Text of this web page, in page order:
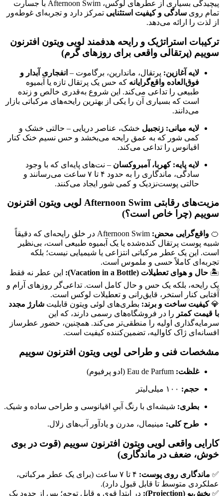
پیچیدگی بسیاری از عطرهای لوکس، Afternoon Swim با جسارت
تمام روی سادگی و کیفیت استثنایی تمرکز دارد و تجربه‌ای غوطه‌ور
از لذت را ارائه می‌دهد.
ترکیبات استراتژیک و رایحه هدفمند لویی ویتون افترنون
سوییم (پرتقالی واقعی برای روزهای گرم)
لایه آغازین: پرتقال، ماندارین، برگاموت – انفجاری آبدار و
فوق‌العاده واقع‌گرایانه که حس یک پرتقال تازه یا آبمیوه
طبیعی را تداعی می‌کند. این شروع به‌قدری خالص و زنده
است که بسیاری آن را یکی از بهترین رایحه‌های مرکباتی بازار
می‌دانند.
لایه میانی: زنجبیل خشک، عناصر دریایی – حالتی خشک و
کمی شور که به عمق رایحه می‌بخشد و حس نسیم خنک کنار
اقیانوس را تداعی می‌کند.
لایه پایه: کهربا، آمبروکسان – نت‌های پایه‌ای که با وجود
سادگی، ماندگاری را به حدود ۴ تا ۷ ساعت می‌رسانند و
حالتی پوست‌نزدیک و کمی شور ایجاد می‌کنند.
مزیت‌های رقابتی Afternoon Swim لویی ویتون افترنون
سوییم (چرا خاص است؟)
🍊 واقع‌گرایی محض:
Afternoon Swim در خلق رایحه‌ای که دقیقاً
شبیه پوست پرتقال کنده‌شده یا یک آبمیوه طبیعی است، بی‌نظیر
است. این یک عطر مرکباتی انتزاعی یا شیمیایی نیست؛ بلکه
تجربه‌ای کاملاً حسی و ملموس است.
🏝️ حال و هوای تعطیلات (Vacation in a Bottle):
این عطر نه فقط
یک رایحه، بلکه یک حس و حال کامل است. تداعی‌گر روزهای آرام و
آفتابی کنار استخر، قایق‌رانی و تعطیلات لوکس است.
💎کیفیت ساخت و برند: بطری‌های لوئی ویتون قابلیت شارژ مجدد
با قیمت کمتر را در فروشگاه‌های رسمی دارند، که این
سرمایه‌گذاری اولیه را منطقی‌تر می‌کند. همچنین، حضور عطرساز
افسانه‌ای ژاک کاوالیه، تضمین‌کننده کیفیت است.
مشخصات فنی و طراحی لویی ویتون افترنون سوییم
غلظت:
حجم:
بطری: شیشه‌ای با رنگ آبیِ اقیانوسی و طراحی ساده و شیک.
طرح کلی: مینیمال، مدرن و یادآور آب‌های زلال.
کارایی واقعی لویی ویتون افترنون سوییم (قوت در بوی
خوش، ضعف در ماندگاری)
✅ ماندگاری روی پوست:
۴ تا ۷ ساعت (برای یک عطر مرکباتی،
عملکردی متوسط تا قابل قبول دارد).
✅ پخش‌بو (Projection):
در ابتدا قوی و قابل توجه؛ پس از حدود یک